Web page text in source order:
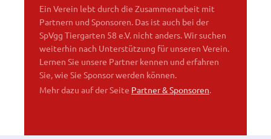
Ein Verein lebt durch die Zusammenarbeit mit
Partnern und Sponsoren. Das ist auch bei der
SpVgg Tiergarten 58 e.V. nicht anders. Wir suchen
weiterhin nach Unterstützung für unseren Verein.
Lernen Sie unsere Partner kennen und erfahren
Sie, wie Sie Sponsor werden können.
Mehr dazu auf der Seite Partner & Sponsoren.